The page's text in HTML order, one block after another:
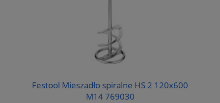
Festool Mieszadło spiralne HS 2 120x600
M14 769030